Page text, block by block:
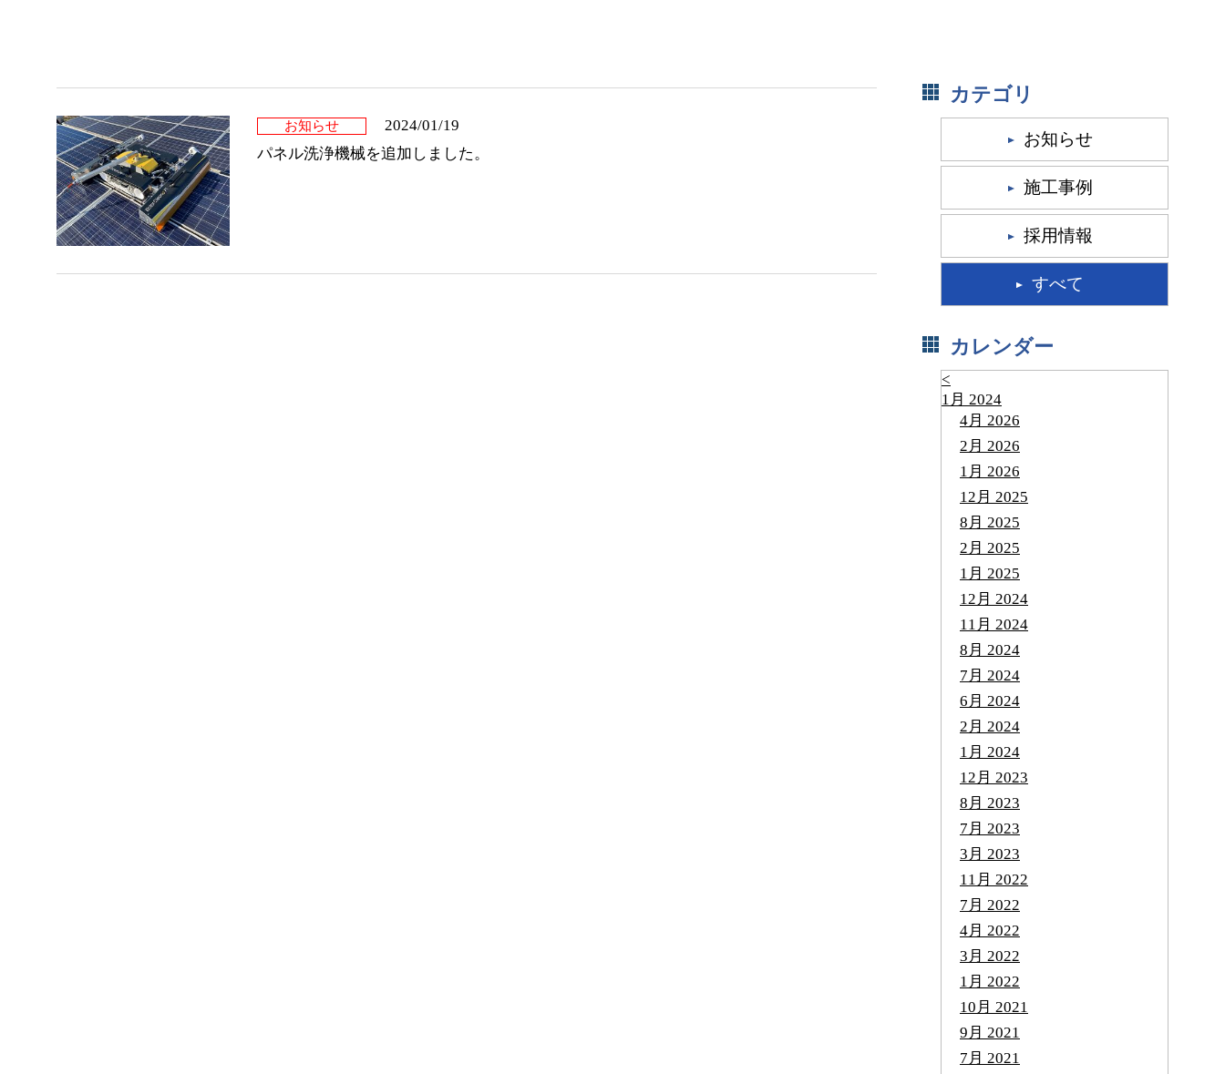
お知らせ
2024/01/19
パネル洗浄機械を追加しました。
カテゴリ
お知らせ
施工事例
採用情報
すべて
カレンダー
<
1月 2024
4月 2026
2月 2026
1月 2026
12月 2025
8月 2025
2月 2025
1月 2025
12月 2024
11月 2024
8月 2024
7月 2024
6月 2024
2月 2024
1月 2024
12月 2023
8月 2023
7月 2023
3月 2023
11月 2022
7月 2022
4月 2022
3月 2022
1月 2022
10月 2021
9月 2021
7月 2021